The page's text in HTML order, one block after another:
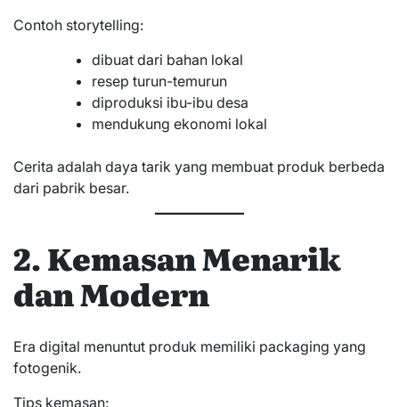
Contoh storytelling:
dibuat dari bahan lokal
resep turun-temurun
diproduksi ibu-ibu desa
mendukung ekonomi lokal
Cerita adalah daya tarik yang membuat produk berbeda
dari pabrik besar.
2. Kemasan Menarik
dan Modern
Era digital menuntut produk memiliki packaging yang
fotogenik.
Tips kemasan: